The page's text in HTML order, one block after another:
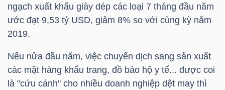
ngạch xuất khẩu giày dép các loại 7 tháng đầu năm
ước đạt 9,53 tỷ USD, giảm 8% so với cùng kỳ năm
2019.
Nếu nửa đầu năm, việc chuyển dịch sang sản xuất
các mặt hàng khẩu trang, đồ bảo hộ y tế... được coi
là "cứu cánh" cho nhiều doanh nghiệp dệt may thì
TRÁI
PHIẾU
CÔNG